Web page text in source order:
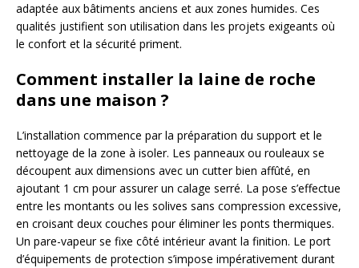
adaptée aux bâtiments anciens et aux zones humides. Ces
qualités justifient son utilisation dans les projets exigeants où
le confort et la sécurité priment.
Comment installer la laine de roche
dans une maison ?
L’installation commence par la préparation du support et le
nettoyage de la zone à isoler. Les panneaux ou rouleaux se
découpent aux dimensions avec un cutter bien affûté, en
ajoutant 1 cm pour assurer un calage serré. La pose s’effectue
entre les montants ou les solives sans compression excessive,
en croisant deux couches pour éliminer les ponts thermiques.
Un pare-vapeur se fixe côté intérieur avant la finition. Le port
d’équipements de protection s’impose impérativement durant